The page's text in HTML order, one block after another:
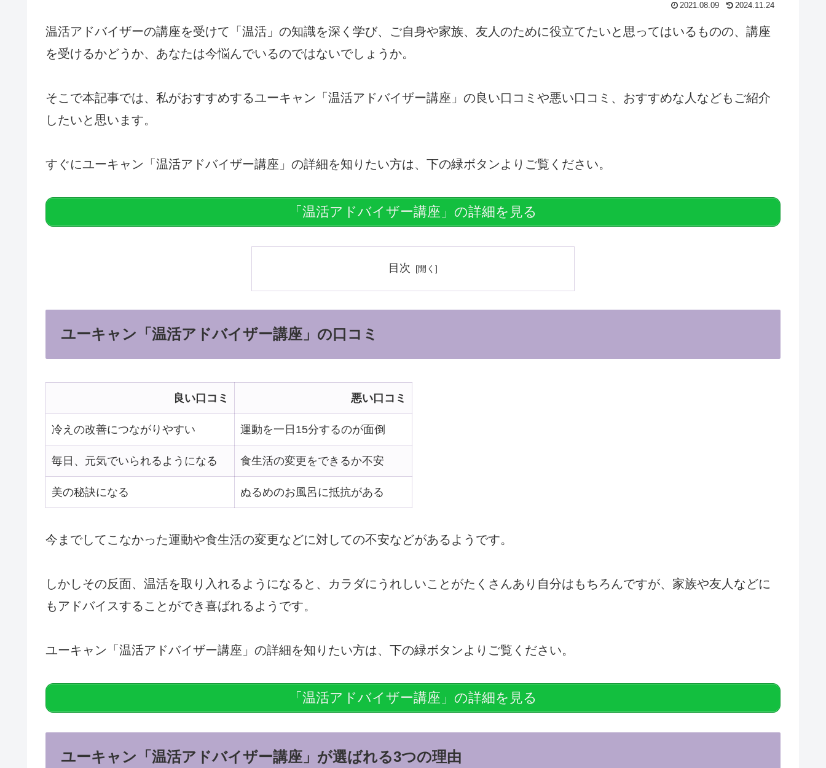
2021.08.09 2024.11.24
温活アドバイザーの講座を受けて「温活」の知識を深く学び、 ご自身や家族、友人のために役立てたいと思ってはいるものの、 講座
を受けるかどうか、 あなたは今悩んでいるのではないでしょうか。
そこで本記事では、私がおすすめするユーキャン「 温活アドバイザー講座」の良い口コミや悪い口コミ、 おすすめな人などもご紹介
したいと思います。
すぐにユーキャン「温活アドバイザー講座」 の詳細を知りたい方は、下の緑ボタンよりご覧ください。
「温活アドバイザー講座」の詳細を見る
目次
ユーキャン「温活アドバイザー講座」の口コミ
良い口コミ 悪い口コミ
冷えの改善につながりやすい 運動を一日15分するのが面倒
毎日、元気でいられるようになる 食生活の変更をできるか不安
美の秘訣になる ぬるめのお風呂に抵抗がある
今までしてこなかった運動や食生活の変更などに対しての不安などがあるようです。
しかしその反面、温活を取り入れるようになると、カラダにうれしいことがたくさんあり自分はもちろんですが、家族や友人などに
もアドバイスすることができ喜ばれるようです。
ユーキャン「温活アドバイザー講座」の詳細を知りたい方は、 下の緑ボタンよりご覧ください。
「温活アドバイザー講座」の詳細を見る
ユーキャン「温活アドバイザー講座」が選ばれる3つの理由